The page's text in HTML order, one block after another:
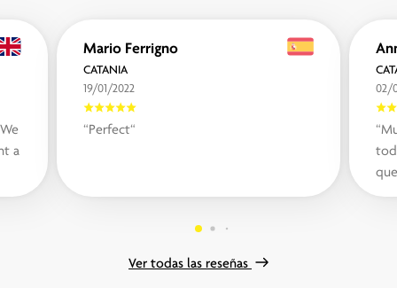
a
Mario Ferrigno
CATANIA
19/01/2022
“Perfect“
02/
Ver todas las reseñas